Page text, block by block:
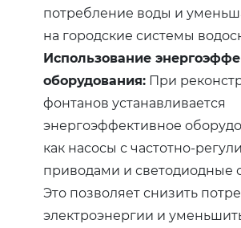
потребление воды и
на городские системы
Использование
оборудования: При
фонтанов устанавливается
энергоэффективное
как насосы с частотно-
приводами и светодиодные
Это позволяет снизить
электроэнергии и